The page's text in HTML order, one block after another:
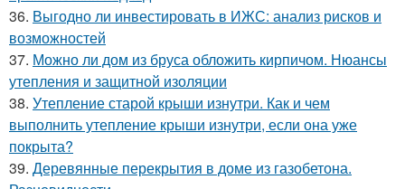
36. Выгодно ли инвестировать в ИЖС: анализ рисков и
возможностей
37. Можно ли дом из бруса обложить кирпичом. Нюансы
утепления и защитной изоляции
38. Утепление старой крыши изнутри. Как и чем
выполнить утепление крыши изнутри, если она уже
покрыта?
39. Деревянные перекрытия в доме из газобетона.